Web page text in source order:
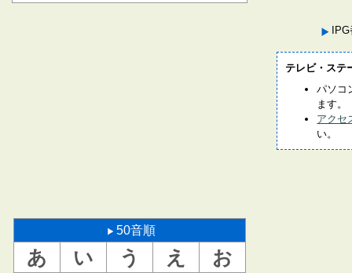
50音順
あ い う え
お
テレビ・ステ
パソコ
ます。
アクセ
い。